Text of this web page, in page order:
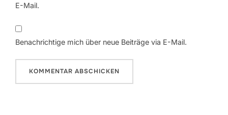
E-Mail.
Benachrichtige mich über neue Beiträge via E-Mail.